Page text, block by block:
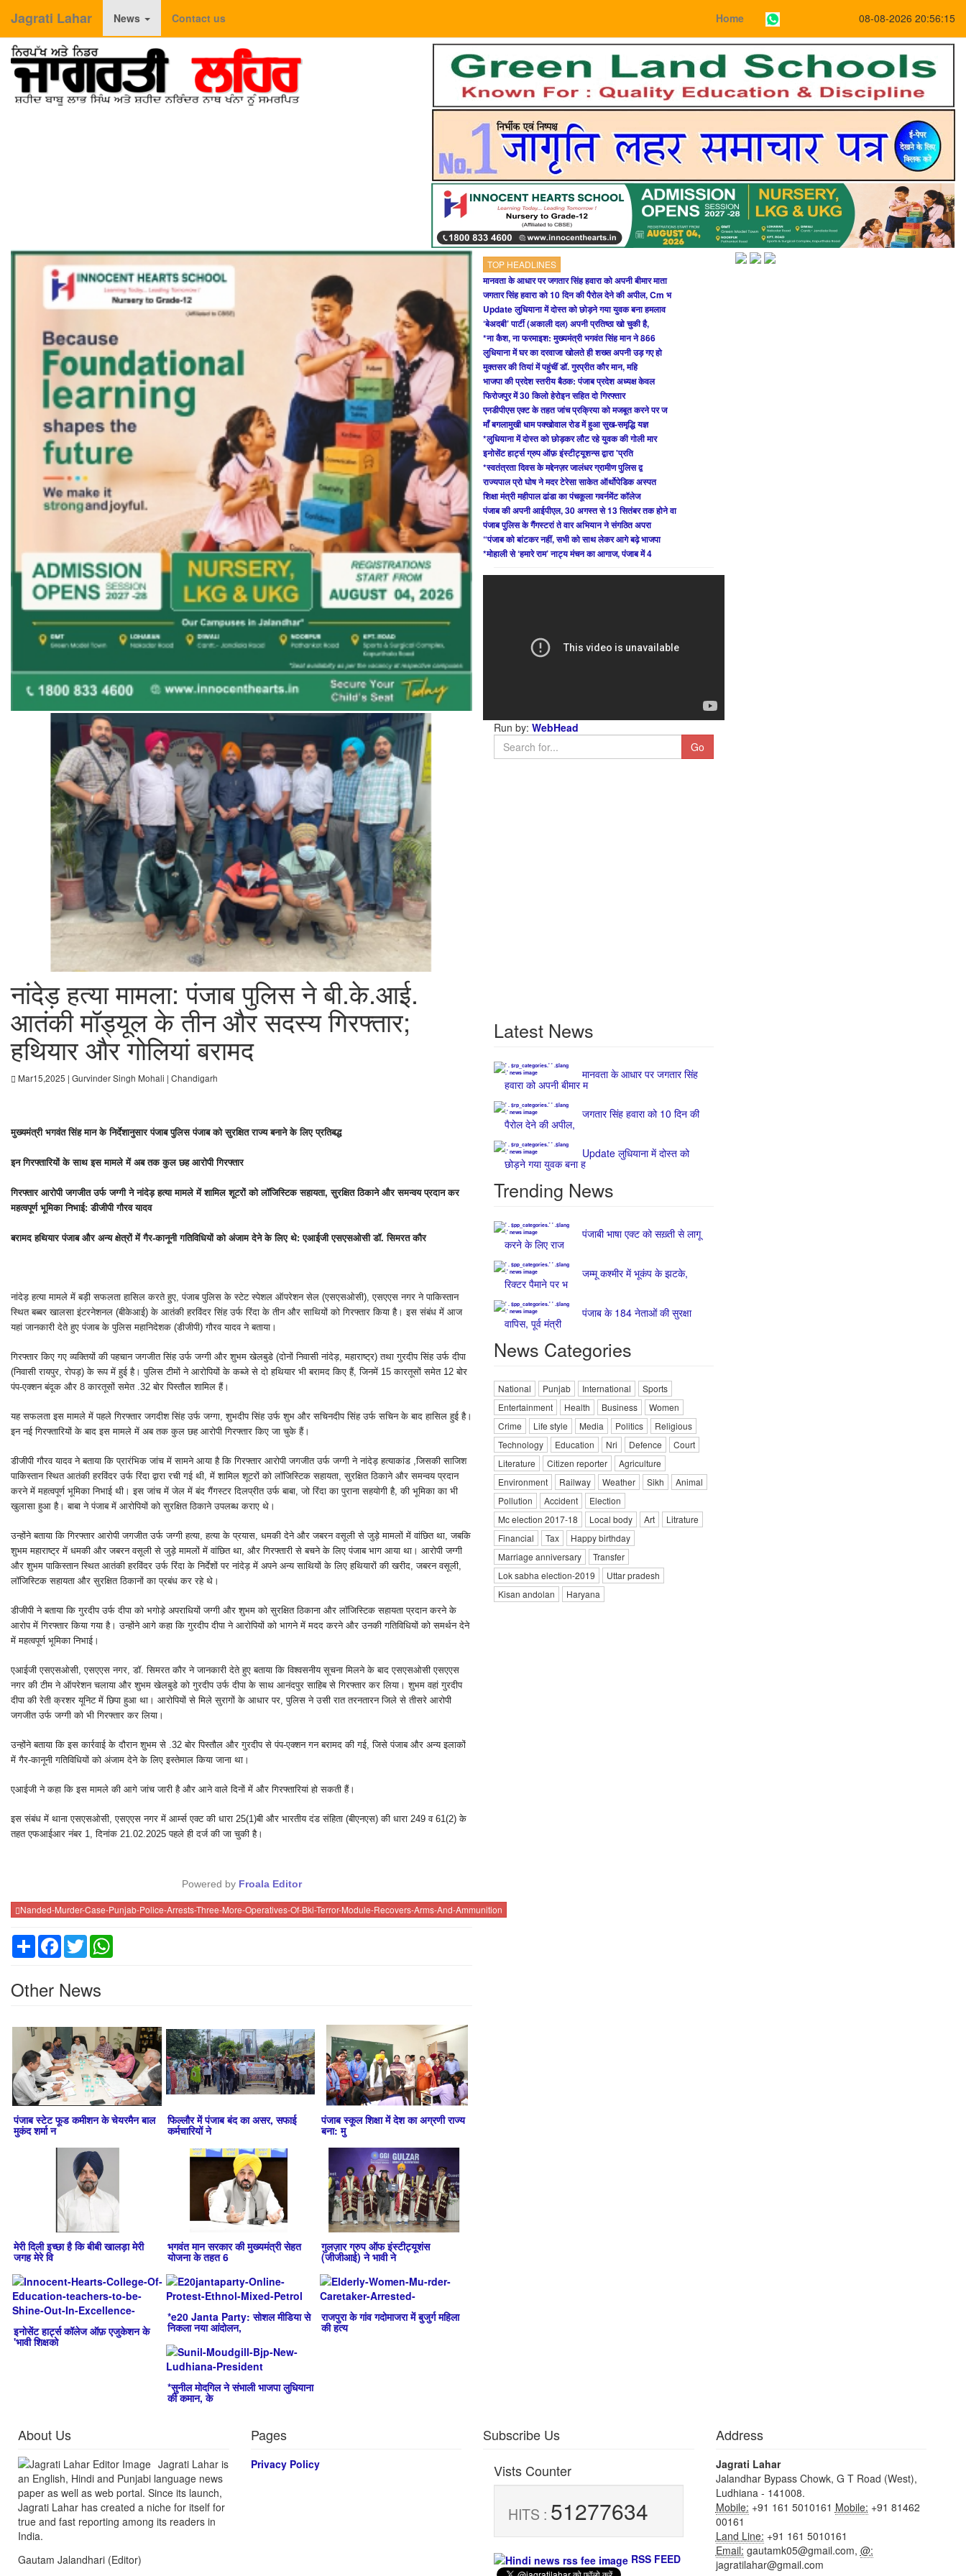
Jagrati Lahar News Contact us Home 08-08-2026 20:56:15
नांदेड़ हत्या मामला: पंजाब पुलिस ने बी.के.आई.
आतंकी मॉड्यूल के तीन और सदस्य गिरफ्तार;
हथियार और गोलियां बरामद
Mar15,2025 | Gurvinder Singh Mohali | Chandigarh
मुख्यमंत्री भगवंत सिंह मान के निर्देशानुसार पंजाब पुलिस पंजाब को सुरक्षित राज्य बनाने के लिए प्रतिबद्ध
इन गिरफ्तारियों के साथ इस मामले में अब तक कुल छह आरोपी गिरफ्तार
गिरफ्तार आरोपी जगजीत उर्फ जग्गी ने नांदेड़ हत्या मामले में शामिल शूटरों को लॉजिस्टिक सहायता, सुरक्षित ठिकाने और समन्वय प्रदान कर
महत्वपूर्ण भूमिका निभाई: डीजीपी गौरव यादव
बरामद हथियार पंजाब और अन्य क्षेत्रों में गैर-कानूनी गतिविधियों को अंजाम देने के लिए थे: एआईजी एसएसओसी डॉ. सिमरत कौर
नांदेड़ हत्या मामले में बड़ी सफलता हासिल करते हुए, पंजाब पुलिस के स्टेट स्पेशल ऑपरेशन सेल (एसएसओसी), एसएएस नगर ने पाकिस्तान
स्थित बब्बर खालसा इंटरनेशनल (बीकेआई) के आतंकी हरविंदर सिंह उर्फ रिंदा के तीन और साथियों को गिरफ्तार किया है। इस संबंध में आज
यहां जानकारी देते हुए पंजाब के पुलिस महानिदेशक (डीजीपी) गौरव यादव ने बताया।
गिरफ्तार किए गए व्यक्तियों की पहचान जगजीत सिंह उर्फ जग्गी और शुभम खेलबुडे (दोनों निवासी नांदेड़, महाराष्ट्र) तथा गुरदीप सिंह उर्फ दीपा
(निवासी रायपुर, रोपड़) के रूप में हुई है। पुलिस टीमों ने आरोपियों के कब्जे से दो हथियार भी बरामद किए हैं, जिनमें 15 कारतूसों समेत 12 बोर
पंप-एक्शन बंदूक और 8 कारतूसों समेत .32 बोर पिस्तौल शामिल हैं।
यह सफलता इस मामले में पहले गिरफ्तार जगदीश सिंह उर्फ जग्गा, शुभदीप सिंह उर्फ शुभ और सचिनदीप सिंह उर्फ सचिन के बाद हासिल हुई है।
इन नई गिरफ्तारियों के बाद इस मामले में अब तक कुल छह आरोपी गिरफ्तार किए जा चुके हैं।
डीजीपी गौरव यादव ने बताया कि प्रारंभिक जांच में सामने आया है कि गिरफ्तार आरोपी जगजीत उर्फ जग्गी ने नांदेड़ हत्याकांड ,जिसकी साजिश
पाकिस्तान स्थित आतंकी हरविंदर उर्फ रिंदा द्वारा रची गई थी, में शामिल शूटरों को लॉजिस्टिक सहायता, सुरक्षित ठिकाने और समन्वय प्रदान
करने में महत्वपूर्ण भूमिका निभाई थी। इस जांच में जेल में बंद गैंगस्टर दिलप्रीत उर्फ बाबा, जो रिंदा का पुराना सहयोगी है, की भूमिका का भी
खुलासा हुआ है। बाबा ने पंजाब में आरोपियों को सुरक्षित ठिकाने उपलब्ध कराए थे।
उन्होंने बताया कि गिरफ्तार आरोपी जगजीत उर्फ जग्गी हत्या, हत्या के प्रयास, धमकी देने और जबरन वसूली से जुड़े मामलों में वांछित था, जबकि
शुभम महाराष्ट्र में धमकी और जबरन वसूली से जुड़े मामलों में वांछित था, और गिरफ्तारी से बचने के लिए पंजाब भाग आया था। आरोपी जग्गी
और शुभम पाकिस्तान स्थित आतंकी हरविंदर उर्फ रिंदा के निर्देशों पर नांदेड़ में अपने अन्य साथियों के लिए हथियारों की खरीद, जबरन वसूली,
लॉजिस्टिक सहायता और सुरक्षित ठिकानों का प्रबंध कर रहे थे।
डीजीपी ने बताया कि गुरदीप उर्फ दीपा को भगोड़े अपराधियों जग्गी और शुभम को सुरक्षित ठिकाना और लॉजिस्टिक सहायता प्रदान करने के
आरोप में गिरफ्तार किया गया है। उन्होंने आगे कहा कि गुरदीप दीपा ने आरोपियों को भागने में मदद करने और उनकी गतिविधियों को समर्थन देने
में महत्वपूर्ण भूमिका निभाई।
एआईजी एसएसओसी, एसएएस नगर, डॉ. सिमरत कौर ने जानकारी देते हुए बताया कि विश्वसनीय सूचना मिलने के बाद एसएसओसी एसएएस
नगर की टीम ने ऑपरेशन चलाया और शुभम खेलबुडे को गुरदीप उर्फ दीपा के साथ आनंदपुर साहिब से गिरफ्तार कर लिया। शुभम वहां गुरदीप
दीपा की रेती क्रशर यूनिट में छिपा हुआ था। आरोपियों से मिले सुरागों के आधार पर, पुलिस ने उसी रात तरनतारन जिले से तीसरे आरोपी
जगजीत उर्फ जग्गी को भी गिरफ्तार कर लिया।
उन्होंने बताया कि इस कार्रवाई के दौरान शुभम से .32 बोर पिस्तौल और गुरदीप से पंप-एक्शन गन बरामद की गई, जिसे पंजाब और अन्य इलाकों
में गैर-कानूनी गतिविधियों को अंजाम देने के लिए इस्तेमाल किया जाना था।
एआईजी ने कहा कि इस मामले की आगे जांच जारी है और आने वाले दिनों में और गिरफ्तारियां हो सकती हैं।
इस संबंध में थाना एसएसओसी, एसएएस नगर में आर्म्स एक्ट की धारा 25(1)बी और भारतीय दंड संहिता (बीएनएस) की धारा 249 व 61(2) के
तहत एफआईआर नंबर 1, दिनांक 21.02.2025 पहले ही दर्ज की जा चुकी है।
Powered by Froala Editor
Nanded-Murder-Case-Punjab-Police-Arrests-Three-More-Operatives-Of-Bki-Terror-Module-Recovers-Arms-And-Ammunition
Share Facebook
Twitter
Other News
पंजाब स्टेट फूड कमीशन के चेयरमैन बाल
मुकंद शर्मा न
फिल्लौर में पंजाब बंद का असर, सफाई
कर्मचारियों ने
पंजाब स्कूल शिक्षा में देश का अग्रणी राज्य
बना: मु
मेरी दिली इच्छा है कि बीबी खालड़ा मेरी
जगह मेरे वि
भगवंत मान सरकार की मुख्यमंत्री सेहत
योजना के तहत 6
गुलज़ार ग्रुप ऑफ इंस्टीट्यूशंस
(जीजीआई) ने भावी ने
इनोसेंट हार्ट्स कॉलेज ऑफ़ एजुकेशन के
'भावी शिक्षको
*e20 Janta Party: सोशल मीडिया से
निकला नया आंदोलन,
राजपुरा के गांव गदोमाजरा में बुजुर्ग महिला
की हत्य
*सुनील मोदगिल ने संभाली भाजपा लुधियाना
की कमान, के
TOP HEADLINES
मानवता के आधार पर जगतार सिंह हवारा को अपनी बीमार माता
जगतार सिंह हवारा को 10 दिन की पैरोल देने की अपील, Cm भ
Update लुधियाना में दोस्त को छोड़ने गया युवक बना हमलाव
‘बेअदबी’ पार्टी (अकाली दल) अपनी प्रतिष्ठा खो चुकी है,
*ना कैश, ना फरमाइश: मुख्यमंत्री भगवंत सिंह मान ने 866
लुधियाना में घर का दरवाजा खोलते ही शख्स अपनी उड़ गए हो
मुक्तसर की तियां में पहुंचीं डॉ. गुरप्रीत कौर मान, महि
भाजपा की प्रदेश स्तरीय बैठक: पंजाब प्रदेश अध्यक्ष केवल
फिरोजपुर में 30 किलो हेरोइन सहित दो गिरफ्तार
एनडीपीएस एक्ट के तहत जांच प्रक्रिया को मजबूत करने पर ज
माँ बगलामुखी धाम पक्खोवाल रोड में हुआ सुख-समृद्धि यज्ञ
*लुधियाना में दोस्त को छोड़कर लौट रहे युवक की गोली मार
इनोसेंट हार्ट्स ग्रुप ऑफ़ इंस्टीट्यूशन्स द्वारा 'प्रति
*स्वतंत्रता दिवस के मद्देनज़र जालंधर ग्रामीण पुलिस द्व
राज्यपाल प्रो घोष ने मदर टेरेसा साकेत ऑर्थोपेडिक अस्पत
शिक्षा मंत्री महीपाल ढांडा का पंचकूला गवर्नमेंट कॉलेज
पंजाब की अपनी आईपीएल, 30 अगस्त से 13 सितंबर तक होने वा
पंजाब पुलिस के गैंगस्टरां ते वार अभियान ने संगठित अपरा
“पंजाब को बांटकर नहीं, सभी को साथ लेकर आगे बढ़े भाजपा
*मोहाली से ‘हमारे राम’ नाट्य मंचन का आगाज, पंजाब में 4
Run by: WebHead
Latest News
मानवता के आधार पर जगतार सिंह
हवारा को अपनी बीमार म
जगतार सिंह हवारा को 10 दिन की
पैरोल देने की अपील,
Update लुधियाना में दोस्त को
छोड़ने गया युवक बना ह
Trending News
पंजाबी भाषा एक्ट को सख़्ती से लागू
करने के लिए राज
जम्मू कश्मीर में भूकंप के झटके,
रिक्टर पैमाने पर भ
पंजाब के 184 नेताओं की सुरक्षा
वापिस, पूर्व मंत्री
News Categories
National Punjab International
Sports
Entertainment
Health Business
Women
Crime
Life style Media Politics
Religious
Technology
Education Nri Defence
Court
Literature
Citizen reporter
Agriculture
Environment
Railway Weather Sikh
Animal
Pollution
Accident
Election
Mc election 2017-18
Local body Art
Litrature
Financial
Tax
Happy birthday
Marriage anniversary
Transfer
Lok sabha election-2019
Uttar pradesh
Kisan andolan
Haryana
About Us
Jagrati Lahar is
an English, Hindi and Punjabi language news
paper as well as web portal. Since its launch,
Jagrati Lahar has created a niche for itself for
true and fast reporting among its readers in
India.
Gautam Jalandhari (Editor)
Pages
Privacy Policy
Subscribe Us
Vists Counter
HITS : 51277634
RSS FEED
Address
Jagrati Lahar
Jalandhar Bypass Chowk, G T Road (West),
Ludhiana - 141008.
Mobile: +91 161 5010161 Mobile: +91 81462
00161
Land Line: +91 161 5010161
Email: gautamk05@gmail.com, @:
jagratilahar@gmail.com